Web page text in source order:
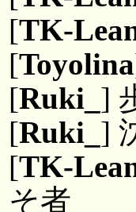
[TK-
[Toyolina
[Ruki_ ]
[Ruki_ ]
[TK-
そ者